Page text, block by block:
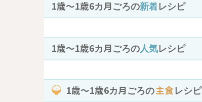
1歳〜1歳6カ月ごろの新着レシピ
1歳〜1歳6カ月ごろの人気レシピ
1歳〜1歳6カ月ごろの 主食 レシピ